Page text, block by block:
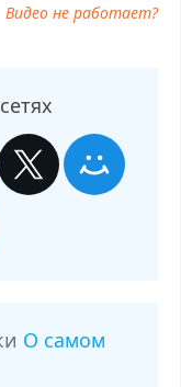
Видео не работает?
О самом